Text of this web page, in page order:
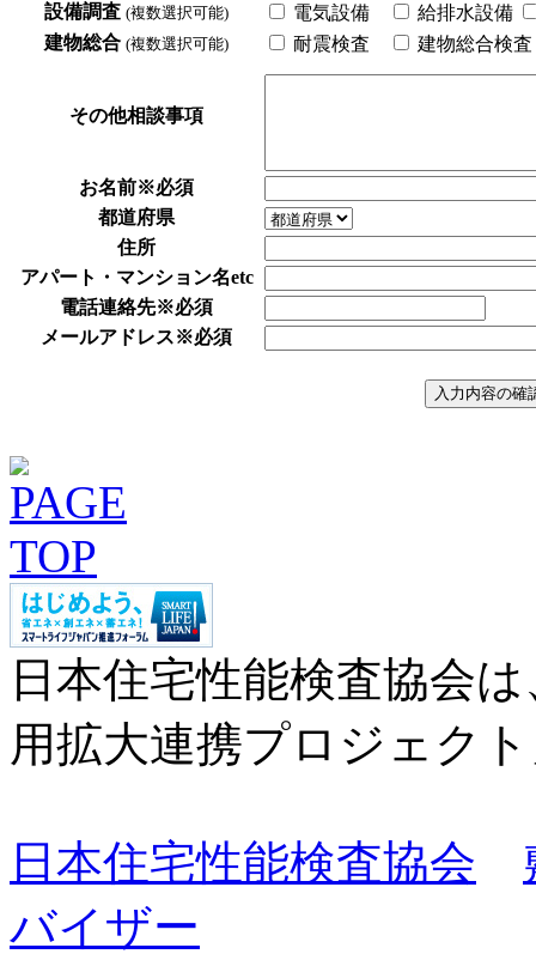
設備調査 (複数選択可能) 電気設備
給排水設備
建物総合 (複数選択可能) 耐震検査 建物総合検査
その他相談事項
お名前※必須
都道府県
住所
アパート・マンション名etc
電話連絡先※必須
メールアドレス※必須
日本住宅性能検査協会
用拡大連携プロジェク
日本住宅性能検査協会
バイザー